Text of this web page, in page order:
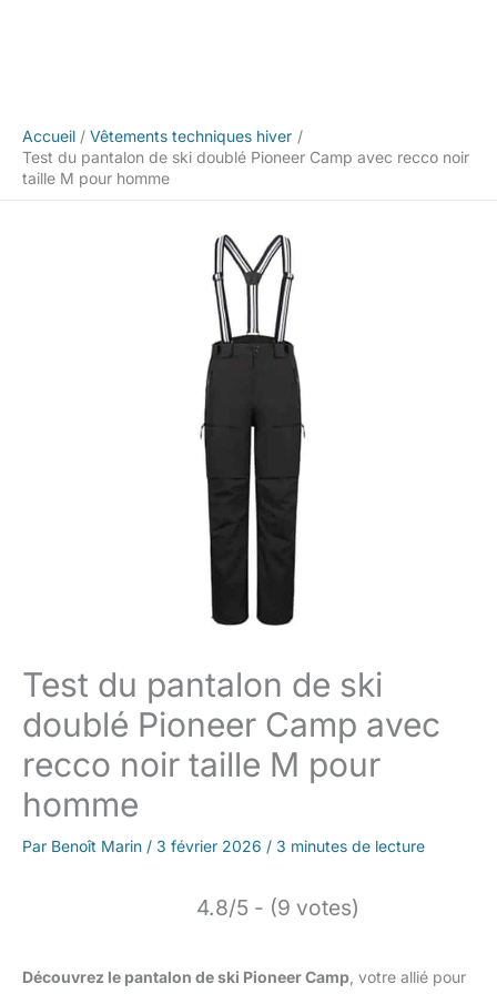
Accueil
Vêtements techniques hiver
Test du pantalon de ski doublé Pioneer Camp avec recco noir
taille M pour homme
Test du pantalon de ski
doublé Pioneer Camp avec
recco noir taille M pour
homme
Par Benoît Marin / 3 février 2026 / 3 minutes de lecture
4.8/5 - (9 votes)
Découvrez le pantalon de ski Pioneer Camp, votre allié pour